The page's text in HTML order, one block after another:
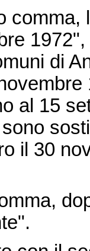
di
al 15
il 30